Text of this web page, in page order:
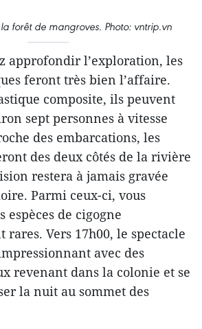
forêt de mangroves. Photo: vntrip.vn
approfondir l’exploration, les
feront très bien l’affaire.
composite, ils peuvent
sept personnes à vitesse
des embarcations, les
des deux côtés de la rivière
restera à jamais gravée
Parmi ceux-ci, vous
espèces de cigogne
Vers 17h00, le spectacle
avec des
revenant dans la colonie et se
la nuit au sommet des